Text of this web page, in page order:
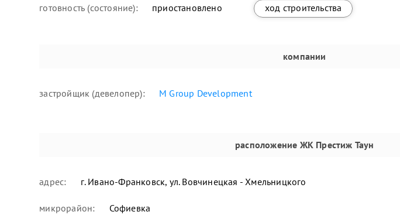
готовность (состояние): приостановлено ход строительства
компании
застройщик (девелопер): M Group Development
расположение ЖК Престиж Таун
адрес: г. Ивано-Франковск, ул. Вовчинецкая - Хмельницкого
микрорайон: Софиевка